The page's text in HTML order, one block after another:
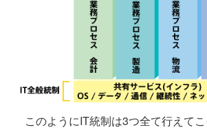
このようにIT統制は3つ全て行えて